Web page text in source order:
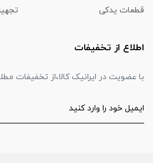
قطعات یدکی
اطلاع از تخفیفات
با عضویت در ایرانیک کالا،از تخفیفات